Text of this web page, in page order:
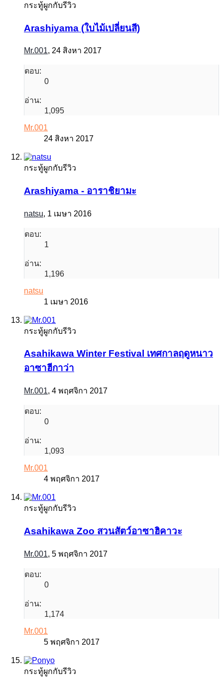
กระทู้ผูกกับรีวิว
Arashiyama (ใบไม้เปลี่ยนสี)
Mr.001, 24 สิงหา 2017
ตอบ:
0
อ่าน:
1,095
Mr.001
24 สิงหา 2017
กระทู้ผูกกับรีวิว
Arashiyama - อาราชิยามะ
natsu, 1 เมษา 2016
ตอบ:
1
อ่าน:
1,196
natsu
1 เมษา 2016
กระทู้ผูกกับรีวิว
Asahikawa Winter Festival เทศกาลฤดูหนาว
อาซาฮีกาว่า
Mr.001, 4 พฤศจิกา 2017
ตอบ:
0
อ่าน:
1,093
Mr.001
4 พฤศจิกา 2017
กระทู้ผูกกับรีวิว
Asahikawa Zoo สวนสัตว์อาซาฮิคาวะ
Mr.001, 5 พฤศจิกา 2017
ตอบ:
0
อ่าน:
1,174
Mr.001
5 พฤศจิกา 2017
กระทู้ผูกกับรีวิว